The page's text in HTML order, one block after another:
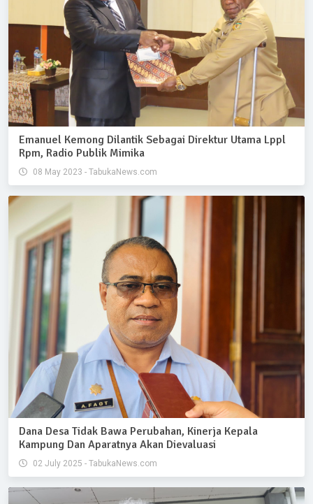
Emanuel Kemong Dilantik Sebagai Direktur Utama Lppl
Rpm, Radio Publik Mimika
08 May 2023 - TabukaNews.com
Dana Desa Tidak Bawa Perubahan, Kinerja Kepala
Kampung Dan Aparatnya Akan Dievaluasi
02 July 2025 - TabukaNews.com